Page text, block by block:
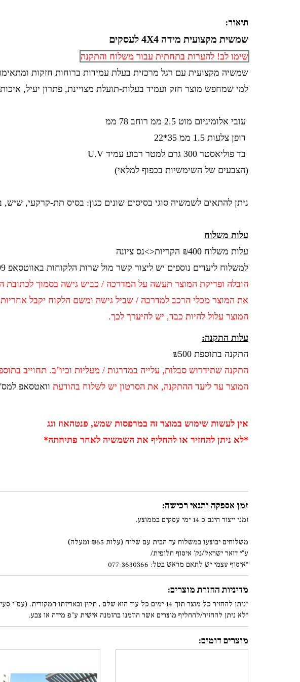
תיאור:
שמשית מקצועית מידה 4X4 לעסקים
שימו לב! להערות בתחתית עבור משלוח והתקנה
שמשיה מקצועית עם רגל מרכזית בעלת עמידות ברוחות חזקות
למי שמחפש מוצר חזק ועמיד בעלות-תועלת מצויינת, פתרון יעיל,
עובי אלומיניום מוט 2.5 ממ רוחב 78 ממ
דופן צלעות 1.5 ממ 35*22
בד פוליאסטר 300 גרם למטר רבוע עמיד U.V
(הצבעים של השימשיות בכפוף למלאי)
ניתן להתאים לשמשיה סוגי בסיסים שונים כגון: בסיס תת-קרקעי, שיש,
עלות משלוח
עלות משלוח ₪400 הקריות<>נס ציונה
למשלוח ליעדים נוספים יש ליצור קשר מול שרות הלקוחות באווטסאפ 050-499-2399
הובלה ופריקת המוצר תעשה על המדרכה / כביש גישה בסמוך לכתובת
את המוצר מכלי הרכב למדרכה / שביל גישה ומשם הלקוח יקבל
המוצר עלול להיות כבד, יש להיערך לכך.
עלות התקנה:
התקנה בתוספת ₪500
התקנה שתידרוש סבלות, עלייה במדרגות / מעליות וכיו"ב. תחוייב
המוצר עד ליעד ההתקנה, את הסרטון יש לשלוח בהודעת וואטסאפ למס' 050-499-2399
אין לעשות שימוש במוצר זה במרפסות שמש, פנטהאוז וגג
*לא ניתן להחזיר או להחליף את השמשיה לאחר פתיחתה*
זמן אספקה ותנאי רכישה:
זמני ייצור הינם כ 14 ימי עסקים בממוצע.
משלוחים יבוצעו במשלוח עד הבית עם שליח (עלות ₪65 ומעלה)
ע"י דואר ישראל/נק' איסוף חלופית/
*איסוף עצמי יש לתאם מראש בטל: 077-3630366
מדיניות החזרת מוצרים:
*ניתן להחזיר כל מוצר תוך 14 ימים כל עוד הוא שלם , תקין ובאריזתו המקורית. (עפ"י סעיף 8.5.1/8.5.2 בתקנון)
*לא ניתן להחזיר/להחליף מוצרים אשר הוזמנו בהזמנה אישית ע"פ מידה או צבע.
מוצרים דומים: